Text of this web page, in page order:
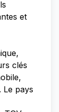
et
clés
Le pays